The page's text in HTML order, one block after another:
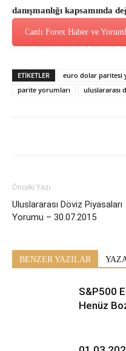
danışmanlığı kapsamında
Canlı Forex Haber ve
ETİKETLER euro dolar paritesi
parite yorumları
uluslararası
Önceki Yazı
Uluslararası Döviz Piyasaları
Yorumu – 30.07.2015
BENZER YAZILAR
S&P500
Henüz